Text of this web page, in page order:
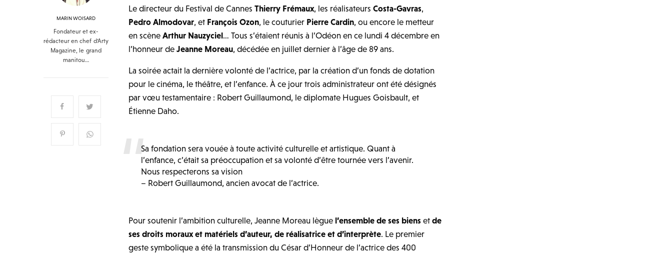
MARIN WOISARD
Fondateur et ex-
rédacteur en chef d'Arty
Magazine, le grand
manitou…
Le directeur du Festival de CannesThierry Frémaux, les réalisateursCosta-Gavras,
Pedro Almodovar, et François Ozon, le couturier Pierre Cardin, ou encore le metteur
en scèneArthur Nauzyciel… Tous s’étaient réunis à l’Odéon en ce lundi 4 décembre en
l’honneur de Jeanne Moreau, décédée en juillet dernier à l’âge de 89 ans.
La soirée actait la dernière volonté de l’actrice, par la création d’un fonds de dotation
pour le cinéma, le théâtre, et l’enfance. À ce jour trois administrateur ont été désignés
par vœu testamentaire : Robert Guillaumond, le diplomate Hugues Goisbault, et
Étienne Daho.
Sa fondation sera vouée à toute activité culturelle et artistique. Quant à
l’enfance, c’était sa préoccupation et sa volonté d’être tournée vers l’avenir.
Nous respecterons sa vision
– Robert Guillaumond, ancien avocat de l’actrice.
Pour soutenir l’ambition culturelle, Jeanne Moreau lègue l’ensemble de ses biensetde
ses droits moraux et matériels d’auteur, de réalisatrice et d’interprète. Le premier
geste symbolique a été la transmission du César d’Honneur de l’actrice des 400